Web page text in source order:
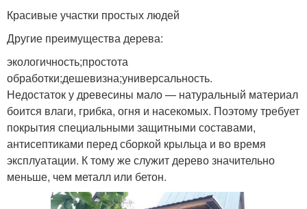
Красивые участки простых людей
Другие преимущества дерева:
экологичность;простота
обработки;дешевизна;универсальность.
Недостаток у древесины мало — натуральный материал
боится влаги, грибка, огня и насекомых. Поэтому требует
покрытия специальными защитными составами,
антисептиками перед сборкой крыльца и во время
эксплуатации. К тому же служит дерево значительно
меньше, чем металл или бетон.